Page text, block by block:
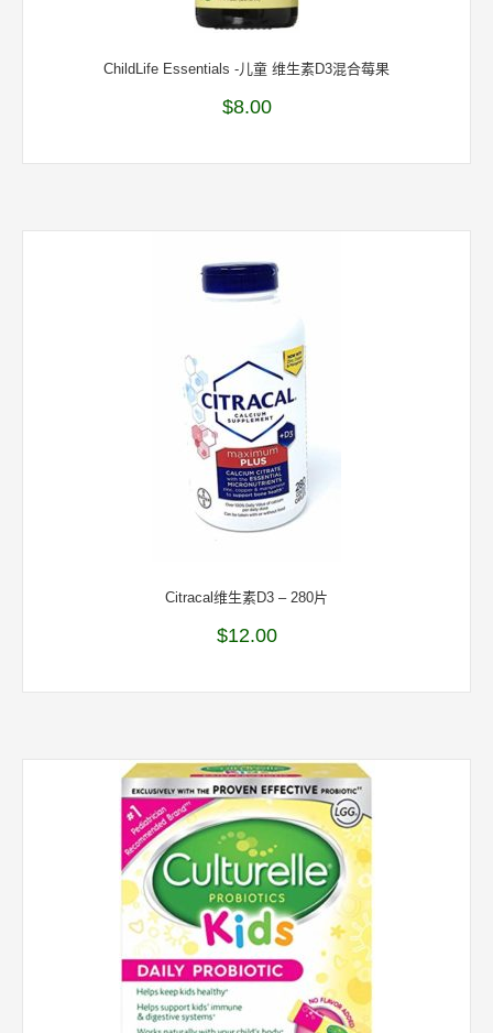
ChildLife Essentials -儿童 维生素D3混合莓果
$8.00
Citracal维生素D3 – 280片
$12.00